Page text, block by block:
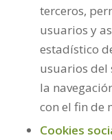
terceros,
usuarios y
estadístico
usuarios del
la
con el fin de
Cookies